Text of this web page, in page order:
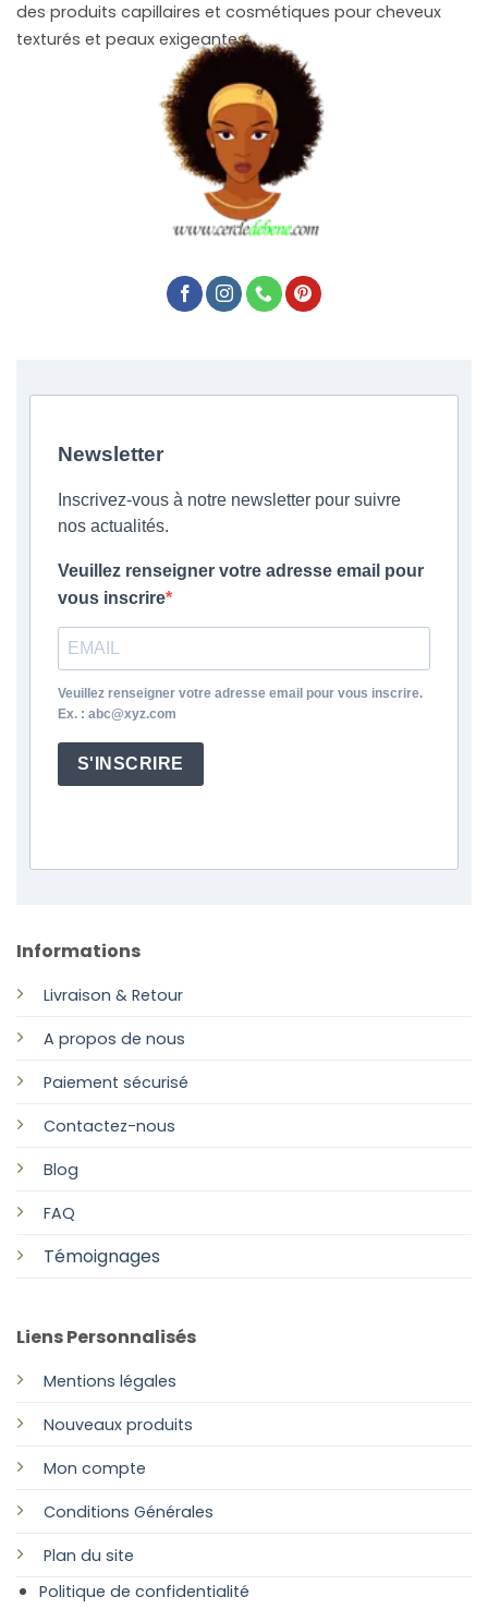
des produits capillaires et cosmétiques pour cheveux
texturés et peaux exigeantes.
Informations
Livraison & Retour
A propos de nous
Paiement sécurisé
Contactez-nous
Blog
FAQ
Témoignages
Liens Personnalisés
Mentions légales
Nouveaux produits
Mon compte
Conditions Générales
Plan du site
Politique de confidentialité
Newsletter
Inscrivez-vous à notre newsletter pour suivre
nos actualités.
Veuillez renseigner votre adresse email pour
vous inscrire
Veuillez renseigner votre adresse email pour vous inscrire.
Ex. : abc@xyz.com
S'INSCRIRE